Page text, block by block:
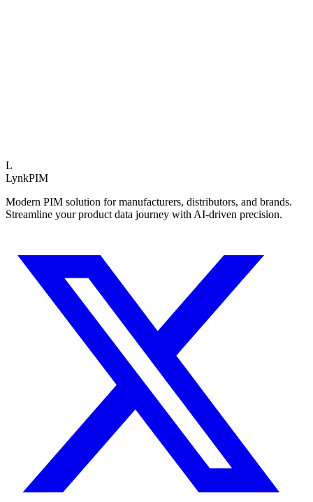
L
LynkPIM
Modern PIM solution for manufacturers, distributors, and brands.
Streamline your product data journey with AI-driven precision.